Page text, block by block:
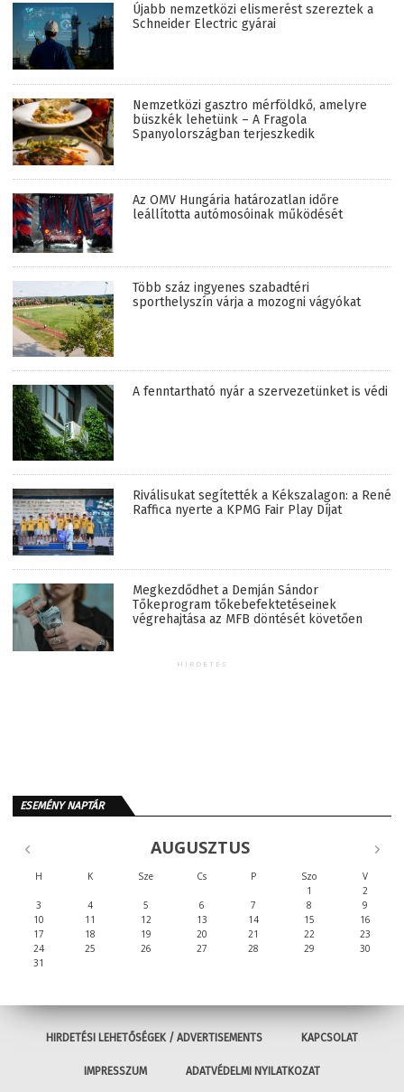
Újabb nemzetközi elismerést szereztek a
Schneider Electric gyárai
Nemzetközi gasztro mérföldkő, amelyre
büszkék lehetünk – A Fragola
Spanyolországban terjeszkedik
Az OMV Hungária határozatlan időre
leállította autómosóinak működését
Több száz ingyenes szabadtéri
sporthelyszín várja a mozogni vágyókat
A fenntartható nyár a szervezetünket is védi
Riválisukat segítették a Kékszalagon: a René
Raffica nyerte a KPMG Fair Play Díjat
Megkezdődhet a Demján Sándor
Tőkeprogram tőkebefektetéseinek
végrehajtása az MFB döntését követően
HIRDETÉS
ESEMÉNY NAPTÁR
AUGUSZTUS
H K Sze Cs P Szo
V
1
2
3
4 5 6 7 8
9
10
11 12 13 14 15
16
17
18 19 20 21 22
23
24
25 26 27 28 29
30
31
HIRDETÉSI LEHETŐSÉGEK / ADVERTISEMENTS KAPCSOLAT
IMPRESSZUM ADATVÉDELMI NYILATKOZAT